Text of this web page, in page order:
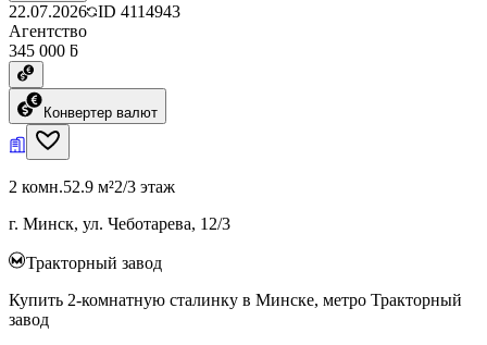
22.07.2026 ID 4114943
Агентство
345 000 ƃ
Конвертер валют
2 комн.52.9 м²2/3 этаж
г. Минск, ул. Чеботарева, 12/3
Тракторный завод
Купить 2-комнатную сталинку в Минске, метро Тракторный
завод